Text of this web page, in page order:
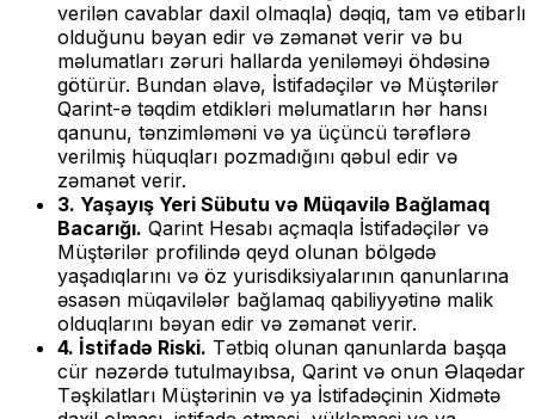
verilən cavablar daxil olmaqla) dəqiq, tam və etibarlı
olduğunu bəyan edir və zəmanət verir və bu
məlumatları zəruri hallarda yeniləməyi öhdəsinə
götürür. Bundan əlavə, İstifadəçilər və Müştərilər
Qarint-ə təqdim etdikləri məlumatların hər hansı
qanunu, tənzimləməni və ya üçüncü tərəflərə
verilmiş hüquqları pozmadığını qəbul edir və
zəmanət verir.
3. Yaşayış Yeri Sübutu və Müqavilə Bağlamaq
Bacarığı. Qarint Hesabı açmaqla İstifadəçilər və
Müştərilər profilində qeyd olunan bölgədə
yaşadıqlarını və öz yurisdiksiyalarının qanunlarına
əsasən müqavilələr bağlamaq qabiliyyətinə malik
olduqlarını bəyan edir və zəmanət verir.
4. İstifadə Riski. Tətbiq olunan qanunlarda başqa
cür nəzərdə tutulmayıbsa, Qarint və onun Əlaqədar
Təşkilatları Müştərinin və ya İstifadəçinin Xidmətə